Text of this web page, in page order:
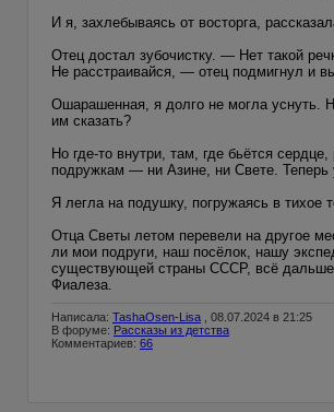
И я, захлебываясь от восторга,
Отец достал зубочистку. — Нет такой
Не расстраивайся, — отец подмигнул и
Ошарашенная, я долго не могла уснуть.
им сказать?
Но где-то внутри, там, где бьётся
подружкам — ни Азине, ни Свете. Теперь
Я легла на подушку, погружаясь в тихое
Отца Светы летом перевели на другое
ли мои подруги, наш посёлок, нашу
существующей страны СССР, всё дальше
Фиалеза.
Написала: TashaOsen-Lisa , 08.07.2024 в 21:25
В форуме: Рассказы из детства
Комментариев: 66